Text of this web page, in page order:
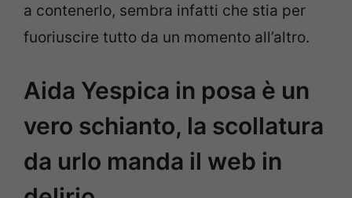
a contenerlo, sembra infatti che stia per
fuoriuscire tutto da un momento all’altro.
Aida Yespica in posa è un
vero schianto, la scollatura
da urlo manda il web in